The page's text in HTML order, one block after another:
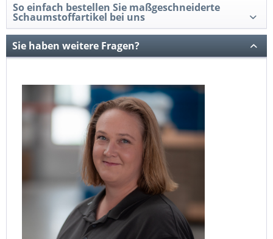
So einfach bestellen Sie maßgeschneiderte
Schaumstoffartikel bei uns
Sie haben weitere Fragen?